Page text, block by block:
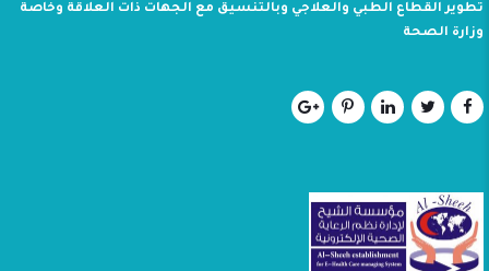
تطوير القطاع الطبي والعلاجي وبالتنسيق مع الجهات ذات العلاقة وخاصة
وزارة الصحة